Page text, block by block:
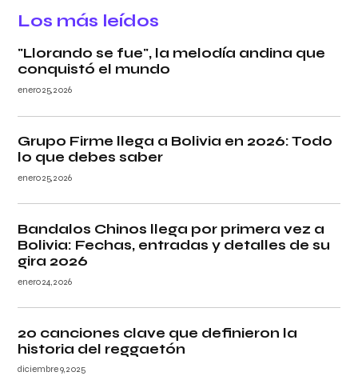
Los más leídos
"Llorando se fue", la melodía andina que
conquistó el mundo
enero 25, 2026
Grupo Firme llega a Bolivia en 2026: Todo
lo que debes saber
enero 25, 2026
Bandalos Chinos llega por primera vez a
Bolivia: Fechas, entradas y detalles de su
gira 2026
enero 24, 2026
20 canciones clave que definieron la
historia del reggaetón
diciembre 9, 2025